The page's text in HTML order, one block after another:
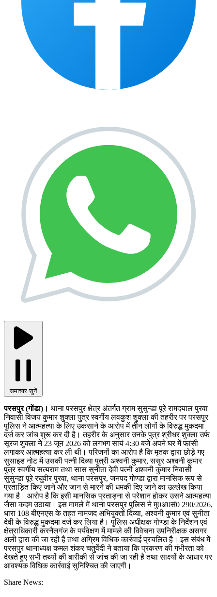
समाचार सुनें
परसपुर (गोंडा)। थाना परसपुर क्षेत्र अंतर्गत ग्राम सुसुन्डा पूरे रामदयाल पुरवा
निवासी विजय कुमार शुक्ला पुत्र स्वर्गीय लवकुश शुक्ला की तहरीर पर परसपुर
पुलिस ने आत्महत्या के लिए उकसाने के आरोप में तीन लोगों के विरुद्ध मुकदमा
दर्ज कर जांच शुरू कर दी है। तहरीर के अनुसार उनके पुत्र श्रीधर शुक्ला उर्फ
सूरज शुक्ला ने 23 जून 2026 को लगभग सायं 4:30 बजे अपने घर में फांसी
लगाकर आत्महत्या कर ली थी। परिजनों का आरोप है कि मृतक द्वारा छोड़े गए
सुसाइड नोट में उसकी पत्नी दिव्या पुत्री अश्वनी कुमार, ससुर अश्वनी कुमार
पुत्र स्वर्गीय सत्यराम तथा सास सुनीता देवी पत्नी अश्वनी कुमार निवासी
सुसुन्डा पूरे रघुवीर पुरवा, थाना परसपुर, जनपद गोण्डा द्वारा मानसिक रूप से
प्रताड़ित किए जाने और जान से मारने की धमकी दिए जाने का उल्लेख किया
गया है। आरोप है कि इसी मानसिक प्रताड़ना से परेशान होकर उसने आत्महत्या
जैसा कदम उठाया। इस मामले में थाना परसपुर पुलिस ने मु0अ0सं0 290/2026,
धारा 108 बीएनएस के तहत नामजद अभियुक्तों दिव्या, अश्वनी कुमार एवं सुनीता
देवी के विरुद्ध मुकदमा दर्ज कर लिया है। पुलिस अधीक्षक गोण्डा के निर्देशन एवं
क्षेत्राधिकारी करनैलगंज के पर्यवेक्षण में मामले की विवेचना उपनिरीक्षक असगर
अली द्वारा की जा रही है तथा अग्रिम विधिक कार्रवाई प्रचलित है। इस संबंध में
परसपुर थानाध्यक्ष कमल शंकर चतुर्वेदी ने बताया कि प्रकरण की गंभीरता को
देखते हुए सभी तथ्यों की बारीकी से जांच की जा रही है तथा साक्ष्यों के आधार पर
आवश्यक विधिक कार्रवाई सुनिश्चित की जाएगी।
Share News: